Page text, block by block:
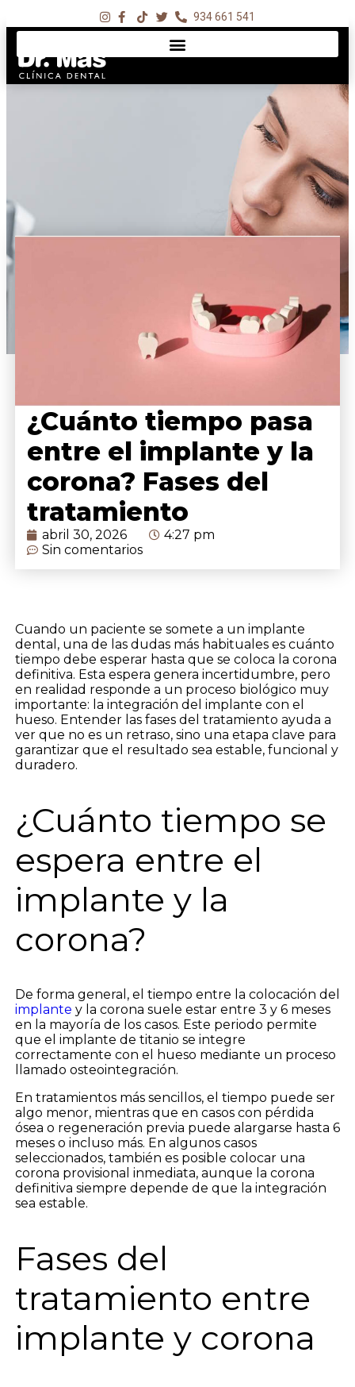
934 661 541
¿Cuánto tiempo pasa
entre el implante y la
corona? Fases del
tratamiento
abril 30, 2026
4:27 pm
Sin comentarios
Cuando un paciente se somete a un implante
dental, una de las dudas más habituales es cuánto
tiempo debe esperar hasta que se coloca la corona
definitiva. Esta espera genera incertidumbre, pero
en realidad responde a un proceso biológico muy
importante: la integración del implante con el
hueso. Entender las fases del tratamiento ayuda a
ver que no es un retraso, sino una etapa clave para
garantizar que el resultado sea estable, funcional y
duradero.
¿Cuánto tiempo se
espera entre el
implante y la
corona?
De forma general, el tiempo entre la colocación del
implante y la corona suele estar entre 3 y 6 meses
en la mayoría de los casos. Este periodo permite
que el implante de titanio se integre
correctamente con el hueso mediante un proceso
llamado osteointegración.
En tratamientos más sencillos, el tiempo puede ser
algo menor, mientras que en casos con pérdida
ósea o regeneración previa puede alargarse hasta 6
meses o incluso más. En algunos casos
seleccionados, también es posible colocar una
corona provisional inmediata, aunque la corona
definitiva siempre depende de que la integración
sea estable.
Fases del
tratamiento entre
implante y corona